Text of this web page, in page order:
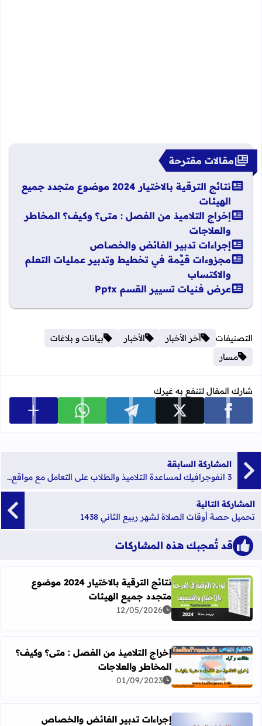
مقالات مقترحة
نتائج الترقية بالاختيار 2024 موضوع متجدد جميع
الهيئات
إخراج التلاميذ من الفصل : متى؟ وكيف؟ المخاطر
والعلاجات
إجراءات تدبير الفائض والخصاص
مجزوءات قيِّمة في تخطيط وتدبير عمليات التعلم
والاكتساب
عرض فنيات تسيير القسم Pptx
التصنيفات آخر الأخبار الأخبار
بيانات و بلاغات
مسار
شارك المقال لتنفع به غيرك
شارك على facebook شارك على x شارك على telegram شارك على whatsapp عرض
المشاركة السابقة
3 انفوجرافيك لمساعدة التلاميذ والطلاب على التعامل مع مواقع التواصل الإجتماعي
المشاركة التالية
تحميل حصة أوقات الصلاة لشهر ربيع الثاني 1438‎
قد تُعجبك هذه المشاركات
اقرأ المزيد عن نتائج الترقية بالاختيار 2024 موضوع متجدد جميع الهيئات
نتائج الترقية بالاختيار 2024 موضوع
متجدد جميع الهيئات
12/05/2026
اقرأ المزيد عن إخراج التلاميذ من الفصل : متى؟ وكيف؟
إخراج التلاميذ من الفصل : متى؟ وكيف؟
المخاطر والعلاجات
01/09/2023
إجراءات تدبير الفائض والخصاص